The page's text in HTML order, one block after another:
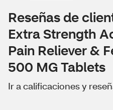
Reseñas de
Extra Strength
Pain Reliever &
500 MG Tablets
Ir a calificaciones y